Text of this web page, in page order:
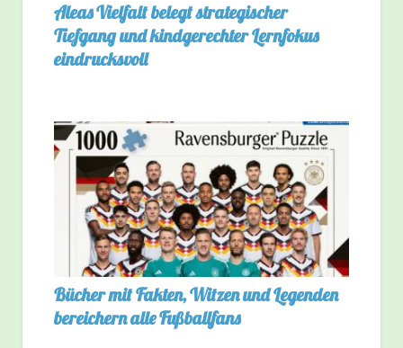
Aleas Vielfalt belegt strategischer
Tiefgang und kindgerechter Lernfokus
eindrucksvoll
Bücher mit Fakten, Witzen und Legenden
bereichern alle Fußballfans